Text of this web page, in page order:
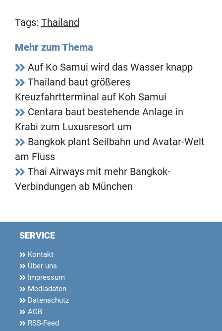
Tags: Thailand
Mehr zum Thema
Auf Ko Samui wird das Wasser knapp
Thailand baut größeres
Kreuzfahrtterminal auf Koh Samui
Centara baut bestehende Anlage in
Krabi zum Luxusresort um
Bangkok plant Seilbahn und Avatar-Welt
am Fluss
Thai Airways mit mehr Bangkok-
Verbindungen ab München
SERVICE
Kontakt
Über uns
Impressum
Mediadaten
Datenschutz
AGB
RSS-Feed